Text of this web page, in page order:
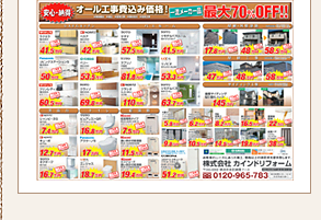
きたいですね。ホームページでは横浜市S区
T様邸の屋根・外壁のリフォーム事例をアッ
プ致しましたのでご覧ください。カインド
リフォームではお見積り・ご相談を無料で
行っております。お気軽にお問い合わせく
ださい。
2026/06/26
皆さま、こんにちは。晴れ間の少ない日が